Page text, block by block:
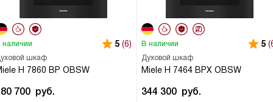
шкаф
H 7860 BP OBSW
наличии 5 (6)
700 руб.
Духовой шкаф
Miele H 7464 BPX OBSW
В наличии 5
344 300 руб.